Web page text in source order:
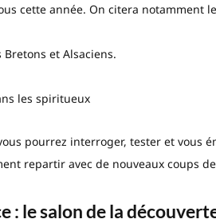
cette année. On citera notamment
et Alsaciens.
les spiritueux
pourrez interroger, tester et vous
repartir avec de nouveaux coups
: le salon de la